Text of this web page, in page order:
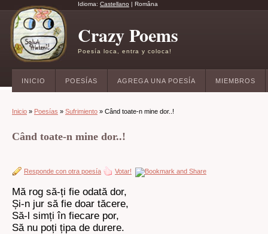
Idioma: Castellano | Româna
Crazy Poems
Poesía loca, entra y coloca!
INICIO POESÍAS AGREGA UNA POESÍA MIEMBROS
Inicio » Poesías » Sufrimiento » Când toate-n mine dor..!
Când toate-n mine dor..!
Responde con otra poesía Votar!
Mă rog să-ți fie odată dor,
Și-n jur să fie doar tăcere,
Să-l simți în fiecare por,
Să nu poți țipa de durere.